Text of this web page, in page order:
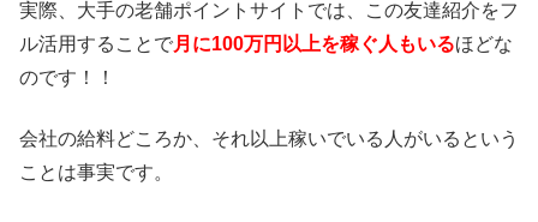
実際、大手の老舗ポイントサイトでは、この友達紹介をフ
ル活用することで月に100万円以上を稼ぐ人もいるほどな
のです！！
会社の給料どころか、それ以上稼いでいる人がいるという
ことは事実です。